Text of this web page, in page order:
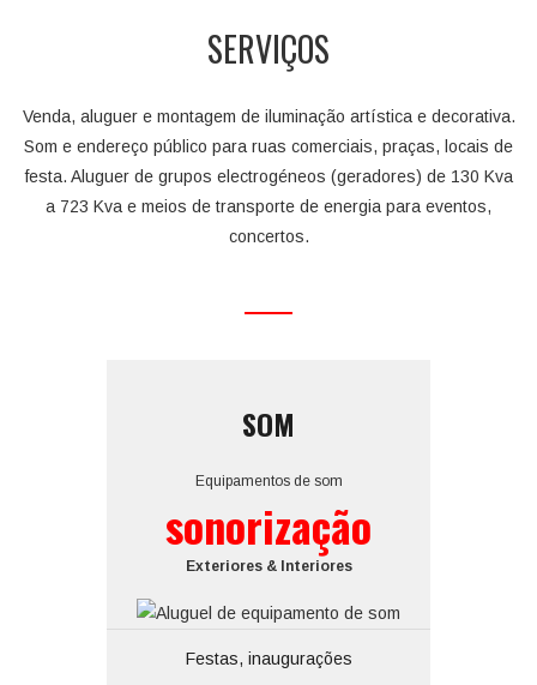
SERVIÇOS
Venda, aluguer e montagem de iluminação artística e decorativa.
Som e endereço público para ruas comerciais, praças, locais de
festa. Aluguer de grupos electrogéneos (geradores) de 130 Kva
a 723 Kva e meios de transporte de energia para eventos,
concertos.
SOM
Equipamentos de som
sonorização
Exteriores & Interiores
Festas, inaugurações